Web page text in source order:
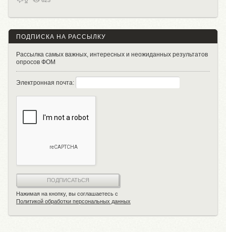
ПОДПИСКА НА РАССЫЛКУ
Рассылка самых важных, интересных и неожиданных результатов
опросов ФОМ
Электронная почта:
ПОДПИСАТЬСЯ
Нажимая на кнопку, вы соглашаетесь с
Политикой обработки персональных данных